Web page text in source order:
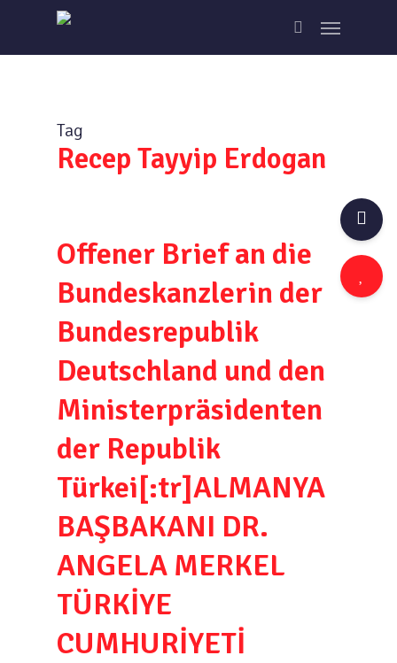
main
search
Menu
Tag
Recep Tayyip Erdogan
Offener Brief an die
Bundeskanzlerin der
Bundesrepublik
Deutschland und den
Ministerpräsidenten
der Republik
Türkei[:tr]ALMANYA
BAŞBAKANI DR.
ANGELA MERKEL
TÜRKİYE
CUMHURİYETİ